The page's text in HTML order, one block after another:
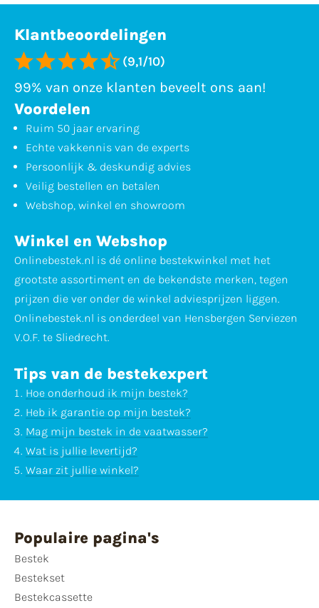
Klantbeoordelingen
(9,1/10)
99% van onze klanten beveelt ons aan!
Voordelen
Ruim 50 jaar ervaring
Echte vakkennis van de experts
Persoonlijk & deskundig advies
Veilig bestellen en betalen
Webshop, winkel en showroom
Winkel en Webshop
Onlinebestek.nl is dé online bestekwinkel met het
grootste assortiment en de bekendste merken, tegen
prijzen die ver onder de winkel adviesprijzen liggen.
Onlinebestek.nl is onderdeel van Hensbergen Serviezen
V.O.F. te Sliedrecht.
Tips van de bestekexpert
Hoe onderhoud ik mijn bestek?
Heb ik garantie op mijn bestek?
Mag mijn bestek in de vaatwasser?
Wat is jullie levertijd?
Waar zit jullie winkel?
Populaire pagina's
Bestek
Bestekset
Bestekcassette